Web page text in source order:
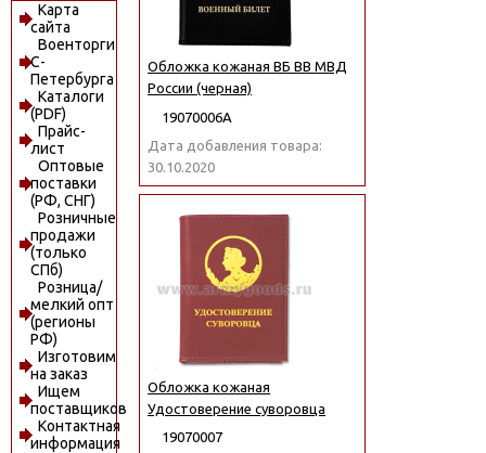
Карта
сайта
Военторги
С-
Петербурга
Каталоги
(PDF)
Прайс-
лист
Оптовые
поставки
(РФ, СНГ)
Розничные
продажи
(только
СПб)
Розница/
мелкий опт
(регионы
РФ)
Изготовим
на заказ
Ищем
поставщиков
Контактная
информация
Обложка кожаная ВБ ВВ МВД
России (черная)
19070006А
Дата добавления товара:
30.10.2020
Обложка кожаная
Удостоверение суворовца
19070007